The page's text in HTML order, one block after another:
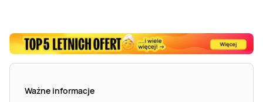
Ważne informacje